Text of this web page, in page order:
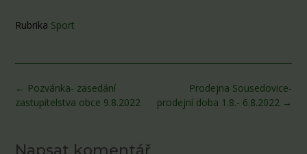
Rubrika Sport
Post
navigation
Prodejna Sousedovice-
prodejní doba 1.8.- 6.8.2022 →
← Pozvánka- zasedání
zastupitelstva obce 9.8.2022
Napsat komentář